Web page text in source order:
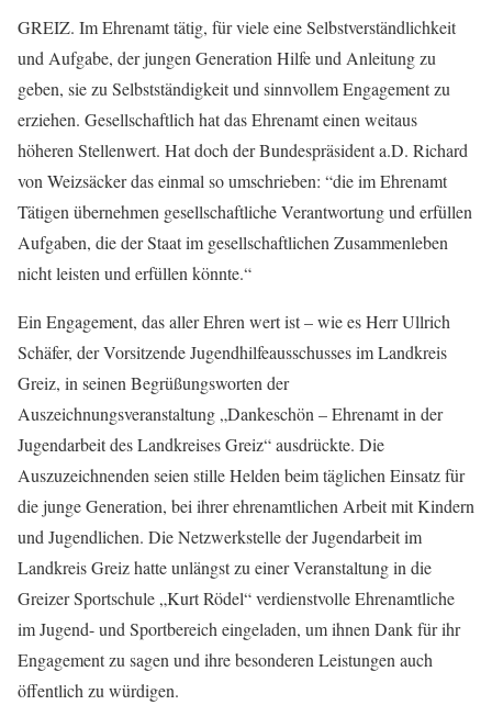
GREIZ. Im Ehrenamt tätig, für viele eine Selbstverständlichkeit
und Aufgabe, der jungen Generation Hilfe und Anleitung zu
geben, sie zu Selbstständigkeit und sinnvollem Engagement zu
erziehen. Gesellschaftlich hat das Ehrenamt einen weitaus
höheren Stellenwert. Hat doch der Bundespräsident a.D. Richard
von Weizsäcker das einmal so umschrieben: “die im Ehrenamt
Tätigen übernehmen gesellschaftliche Verantwortung und erfüllen
Aufgaben, die der Staat im gesellschaftlichen Zusammenleben
nicht leisten und erfüllen könnte.“
Ein Engagement, das aller Ehren wert ist – wie es Herr Ullrich
Schäfer, der Vorsitzende Jugendhilfeausschusses im Landkreis
Greiz, in seinen Begrüßungsworten der
Auszeichnungsveranstaltung „Dankeschön – Ehrenamt in der
Jugendarbeit des Landkreises Greiz“ ausdrückte. Die
Auszuzeichnenden seien stille Helden beim täglichen Einsatz für
die junge Generation, bei ihrer ehrenamtlichen Arbeit mit Kindern
und Jugendlichen. Die Netzwerkstelle der Jugendarbeit im
Landkreis Greiz hatte unlängst zu einer Veranstaltung in die
Greizer Sportschule „Kurt Rödel“ verdienstvolle Ehrenamtliche
im Jugend- und Sportbereich eingeladen, um ihnen Dank für ihr
Engagement zu sagen und ihre besonderen Leistungen auch
öffentlich zu würdigen.